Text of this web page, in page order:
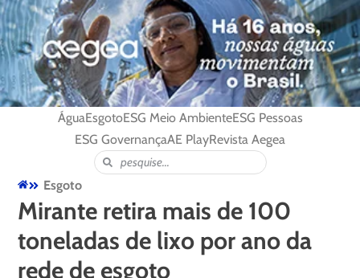
ÁguaEsgotoESG Meio AmbienteESG Pessoas
ESG GovernançaAE PlayRevista Aegea
Esgoto
Mirante retira mais de 100
toneladas de lixo por ano da
rede de esgoto